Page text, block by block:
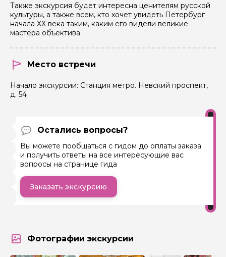
Также экскурсия будет интересна ценителям русской
культуры, а также всем, кто хочет увидеть Петербург
начала ХХ века таким, каким его видели великие
мастера объектива.
Место встречи
Начало экскурсии: Станция метро. Невский проспект,
д. 54
Остались вопросы?
Вы можете пообщаться с гидом до оплаты заказа
и получить ответы на все интересующие вас
вопросы на странице гида
Заказать экскурсию
Фотографии экскурсии
задать
данных